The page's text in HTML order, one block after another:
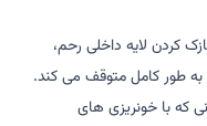
کردن لایه داخلی رحم،
طور کامل متوقف می کند.
که با خونریزی های